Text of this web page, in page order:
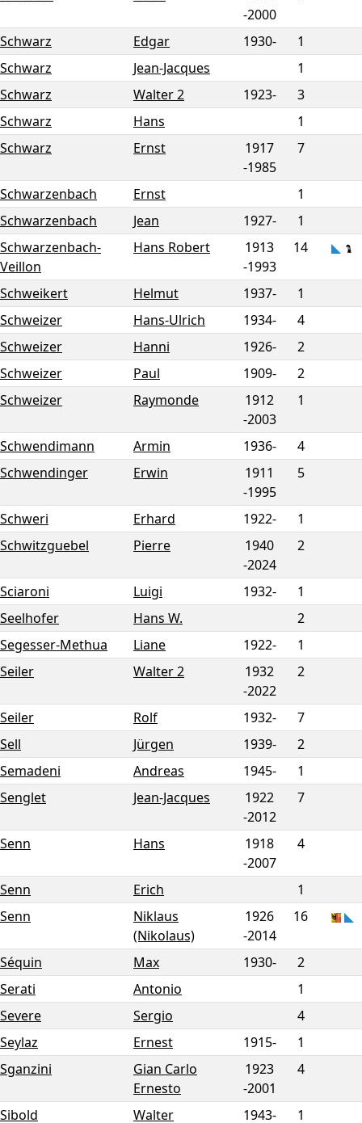
-2000
Schwarz Edgar 1930-
1
Schwarz
Jean-Jacques
1
Schwarz
Walter 2 1923-
3
Schwarz
Hans
1
Schwarz
Ernst
1917
-1985
7
Schwarzenbach Ernst
1
Schwarzenbach
Jean 1927-
1
Schwarzenbach-
Veillon
Hans Robert
1913
-1993
14
Schweikert Helmut 1937-
1
Schweizer
Hans-Ulrich 1934-
4
Schweizer
Hanni 1926-
2
Schweizer
Paul 1909-
2
Schweizer
Raymonde
1912
-2003
1
Schwendimann Armin 1936-
4
Schwendinger
Erwin
1911
-1995
5
Schweri Erhard 1922-
1
Schwitzguebel
Pierre
1940
-2024
2
Sciaroni Luigi 1932-
1
Seelhofer
Hans W.
2
Segesser-Methua
Liane 1922-
1
Seiler
Walter 2
1932
-2022
2
Seiler Rolf 1932-
7
Sell
Jürgen 1939-
2
Semadeni
Andreas 1945-
1
Senglet
Jean-Jacques
1922
-2012
7
Senn Hans
1918
-2007
4
Senn Erich
1
Senn
Niklaus
(Nikolaus)
1926
-2014
16
Séquin Max 1930-
2
Serati
Antonio
1
Severe
Sergio
4
Seylaz
Ernest 1915-
1
Sganzini
Gian Carlo
Ernesto
1923
-2001
4
Sibold Walter 1943- 1